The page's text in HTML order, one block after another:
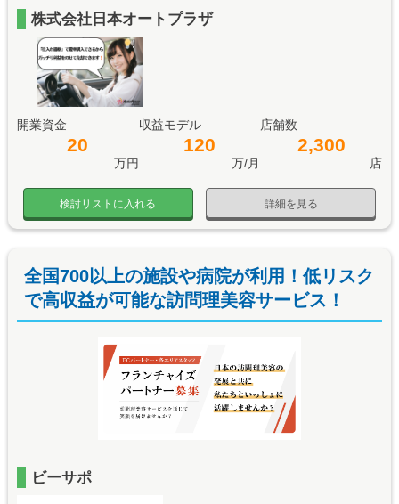
株式会社日本オートプラザ
開業資金
20
万円
収益モデル
120
万/月
店舗数
2,300
店
詳細を見る
検討リストに入れる
全国700以上の施設や病院が利用！低リスク
で高収益が可能な訪問理美容サービス！
ビーサポ